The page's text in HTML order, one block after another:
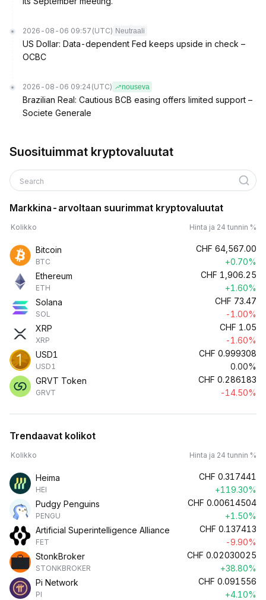
2026-08-06 09:57 (UTC) Neutraali
US Dollar: Data-dependent Fed keeps upside in check –
OCBC
2026-08-06 09:24 (UTC) nouseva
Brazilian Real: Cautious BCB easing offers limited support –
Societe Generale
Suosituimmat kryptovaluutat
Search
Markkina-arvoltaan suurimmat kryptovaluutat
Kolikko Hinta ja 24 tunnin %
Bitcoin
BTC
CHF 64,567.00
+0.70%
Ethereum
ETH
CHF 1,906.25
+1.60%
Solana
SOL
CHF 73.47
-1.00%
XRP
XRP
CHF 1.05
-1.60%
USD1
USD1
CHF 0.999308
0.00%
GRVT Token
GRVT
CHF 0.286183
-14.50%
Trendaavat kolikot
Kolikko Hinta ja 24 tunnin %
Heima
HEI
CHF 0.317441
+119.30%
Pudgy Penguins
PENGU
CHF 0.00614504
+1.50%
Artificial Superintelligence Alliance
FET
CHF 0.137413
-9.90%
StonkBroker
STONKBROKER
CHF 0.02030025
+38.80%
Pi Network
PI
CHF 0.091556
+4.10%